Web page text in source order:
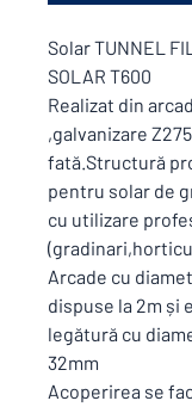
Solar TUNNEL
SOLAR T600
Realizat din
,galvanizare
fată.Structură
pentru solar de
cu utilizare
Arcade cu
dispuse la 2m și
legătură cu
32mm
Acoperirea se